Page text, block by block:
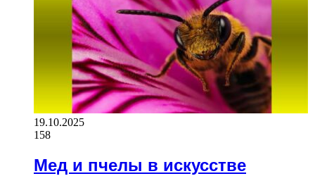
19.10.2025
158
Мед и пчелы в искусстве